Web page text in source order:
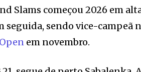
Slams começou 2026 em
sendo vice-campeã
em novembro.